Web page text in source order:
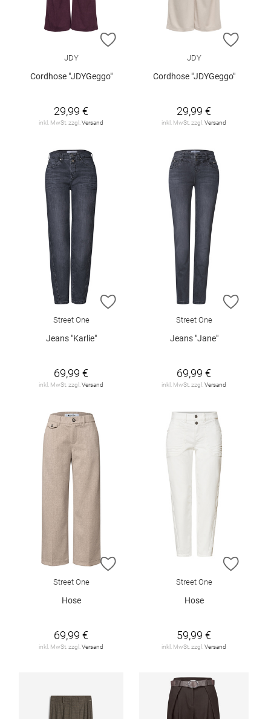
ZUR WUNSCHLISTE HINZUFÜGEN
JDY
Cordhose "JDYGeggo"
29,99 €
inkl. MwSt. zzgl.Versand
ZUR
JDY
Cordhose "JDYGeggo"
29,99 €
inkl. MwSt. zzgl.Versand
ZUR WUNSCHLISTE HINZUFÜGEN
Street One
Jeans "Karlie"
69,99 €
inkl. MwSt. zzgl.Versand
ZUR
Street One
Jeans "Jane"
69,99 €
inkl. MwSt. zzgl.Versand
ZUR WUNSCHLISTE HINZUFÜGEN
Street One
Hose
69,99 €
inkl. MwSt. zzgl. Versand
ZUR
Street One
Hose
59,99 €
inkl. MwSt. zzgl. Versand